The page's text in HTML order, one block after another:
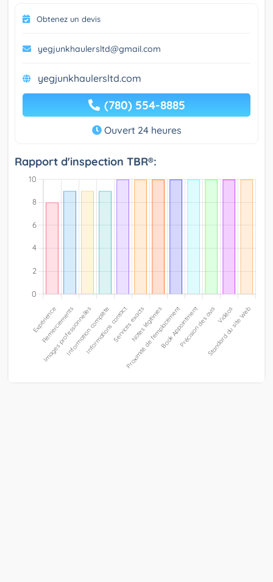
Obtenez un devis
yegjunkhaulersltd@gmail.com
yegjunkhaulersltd.com
(780) 554-8885
Ouvert 24 heures
Rapport d'inspection TBR®: